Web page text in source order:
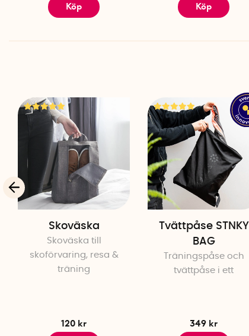
Köp
Köp
Skoväska
Skoväska till
skoförvaring, resa &
träning
120 kr
Tvättpåse STNKY
BAG
Träningspåse och
tvättpåse i ett
349 kr